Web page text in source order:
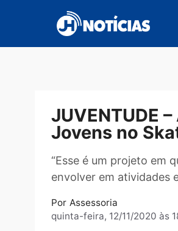
conteúdo
Jovens no
“Esse é um projeto
envolver em
Assessoria